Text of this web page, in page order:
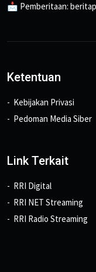
📩 Pemberitaan:
Ketentuan
Kebijakan Privasi
Pedoman Media Siber
Link Terkait
RRI Digital
RRI NET Streaming
RRI Radio Streaming